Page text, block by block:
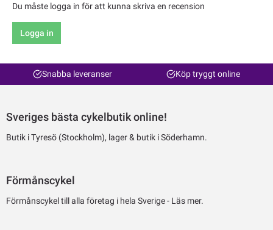
Du måste logga in för att kunna skriva en recension
Logga in
Snabba leveranser Köp tryggt online
Sveriges bästa cykelbutik online!
Butik i Tyresö (Stockholm), lager & butik i Söderhamn.
Förmånscykel
Förmånscykel till alla företag i hela Sverige - Läs mer.